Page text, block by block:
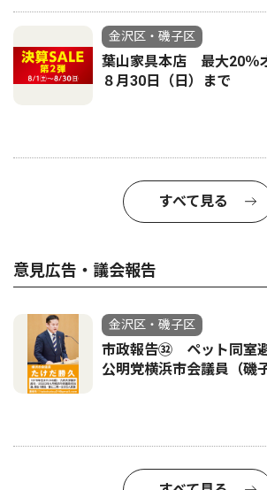
金沢区・磯子区
葉山家具本店 最大20％
８月30日（日）まで
すべて見る
意見広告・議会報告
金沢区・磯子区
市政報告㉜ ペット同室
公明党横浜市会議員（磯